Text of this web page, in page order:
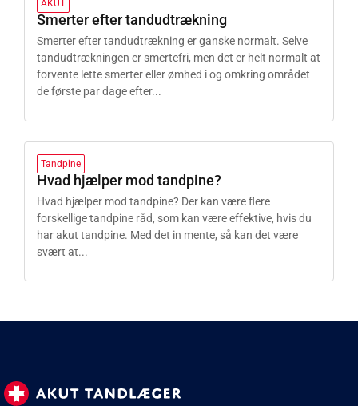
AKUT
Smerter efter tandudtrækning
Smerter efter tandudtrækning er ganske normalt. Selve
tandudtrækningen er smertefri, men det er helt normalt at
forvente lette smerter eller ømhed i og omkring området
de første par dage efter...
Tandpine
Hvad hjælper mod tandpine?
Hvad hjælper mod tandpine? Der kan være flere
forskellige tandpine råd, som kan være effektive, hvis du
har akut tandpine. Med det in mente, så kan det være
svært at...